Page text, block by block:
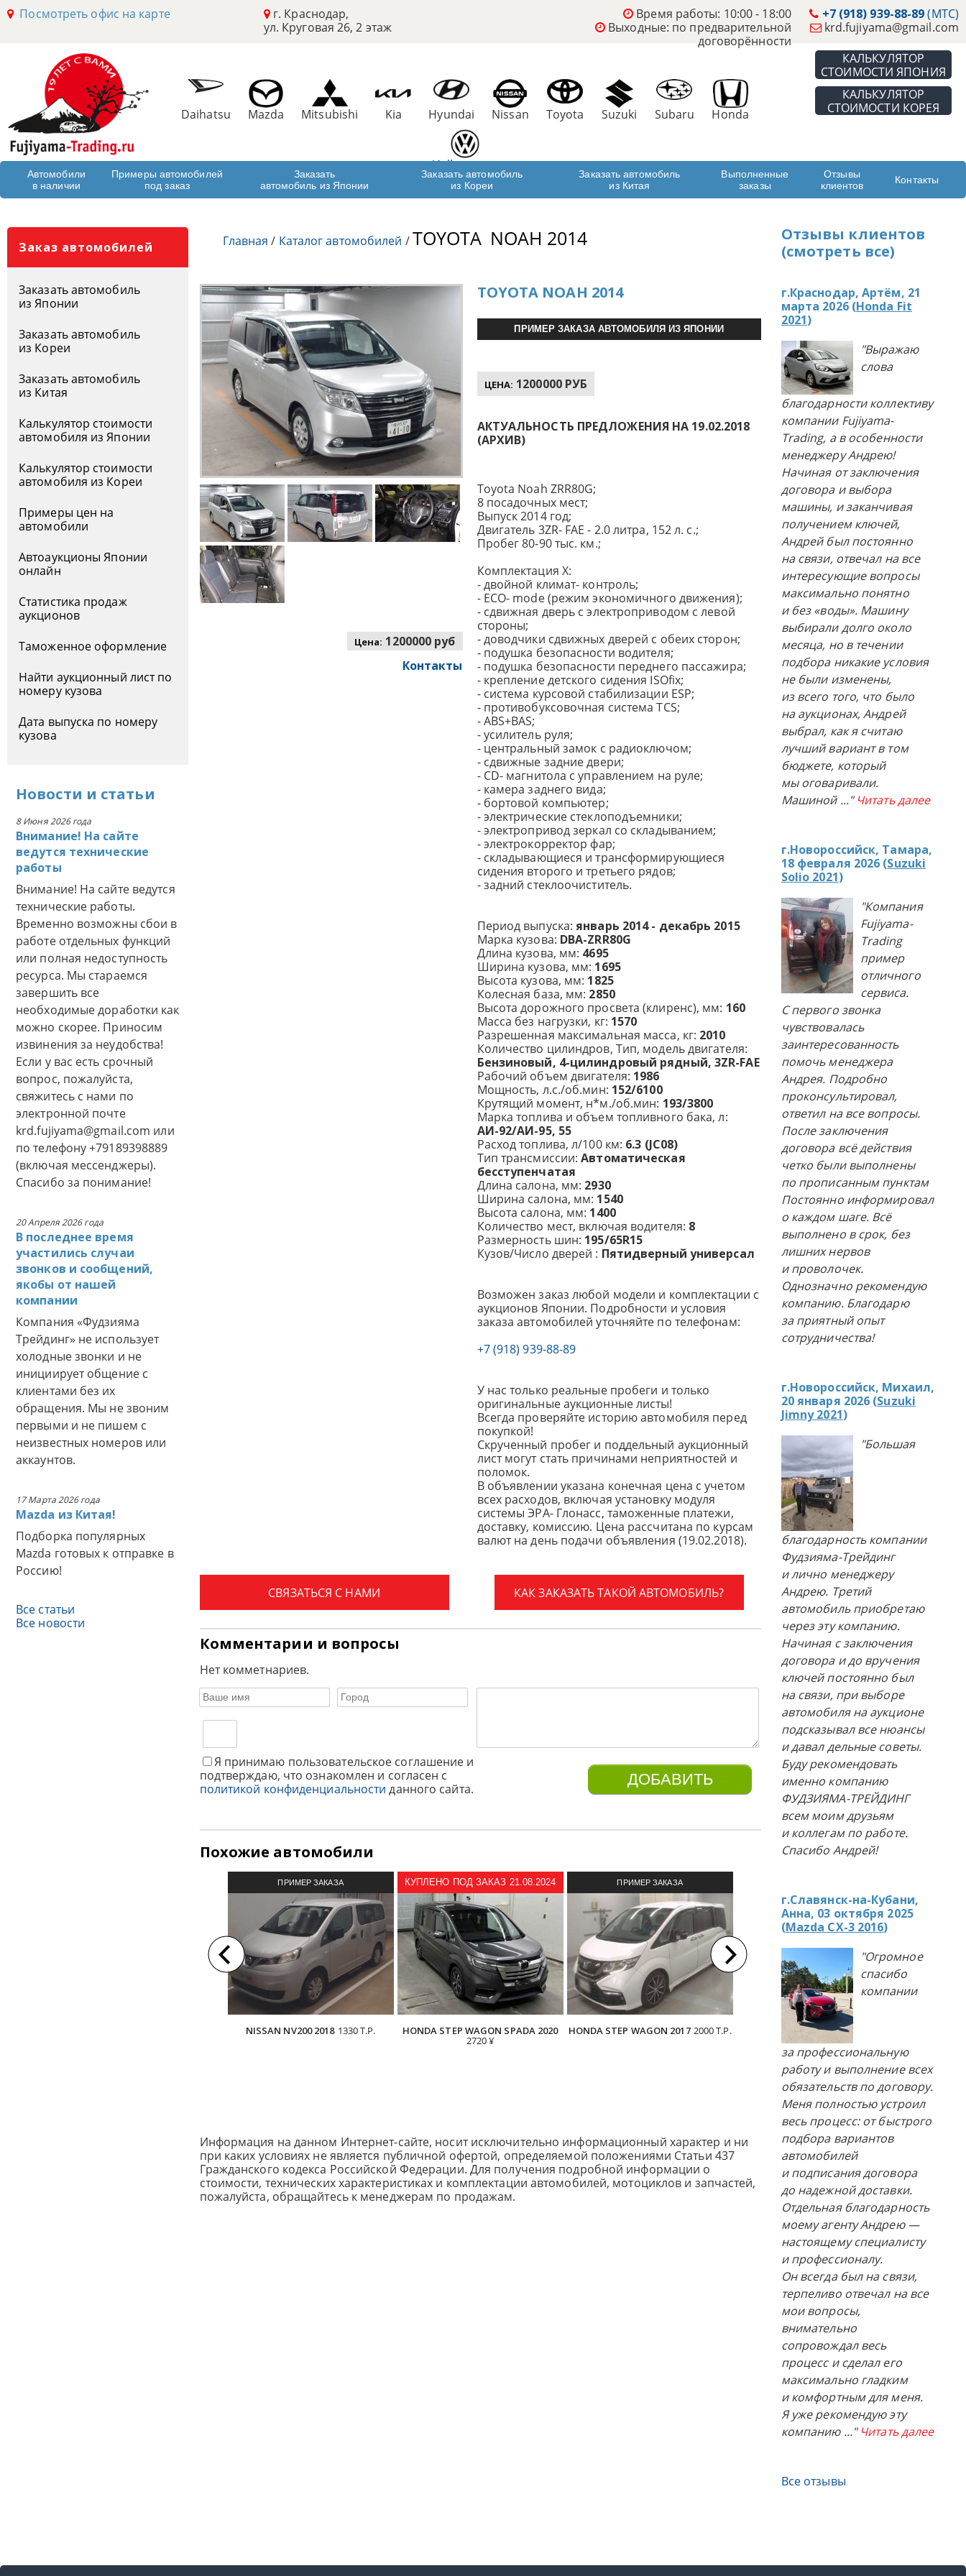
Посмотреть офис на карте
г. Краснодар,
ул. Круговая 26, 2 этаж
+7 (918) 939-88-89(МТС)
krd.fujiyama@gmail.com
Время работы: 10:00 - 18:00
Выходные: по предварительной
договорённости
КАЛЬКУЛЯТОР
СТОИМОСТИ ЯПОНИЯ
КАЛЬКУЛЯТОР
СТОИМОСТИ КОРЕЯ
Daihatsu Mazda Mitsubishi Kia Hyundai Nissan Toyota Suzuki Subaru Honda
Volkswagen
Автомобили
в наличии
Примеры автомобилей
под заказ
Заказать
автомобиль из Японии
Заказать автомобиль
из Кореи
Заказать автомобиль
из Китая
Выполненные
заказы
Отзывы
клиентов
Контакты
Заказ автомобилей
Заказать автомобиль
из Японии
Заказать автомобиль
из Кореи
Заказать автомобиль
из Китая
Калькулятор стоимости
автомобиля из Японии
Калькулятор стоимости
автомобиля из Кореи
Примеры цен на
автомобили
Автоаукционы Японии
онлайн
Статистика продаж
аукционов
Таможенное оформление
Найти аукционный лист по
номеру кузова
Дата выпуска по номеру
кузова
Новости и статьи
8 Июня 2026 года
Внимание! На сайте
ведутся технические
работы
Внимание! На сайте ведутся
технические работы.
Временно возможны сбои в
работе отдельных функций
или полная недоступность
ресурса. Мы стараемся
завершить все
необходимые доработки как
можно скорее. Приносим
извинения за неудобства!
Если у вас есть срочный
вопрос, пожалуйста,
свяжитесь с нами по
электронной почте
krd.fujiyama@gmail.com или
по телефону +79189398889
(включая мессенджеры).
Спасибо за понимание!
20 Апреля 2026 года
В последнее время
участились случаи
звонков и сообщений,
якобы от нашей
компании
Компания «Фудзияма
Трейдинг» не использует
холодные звонки и не
инициирует общение с
клиентами без их
обращения. Мы не звоним
первыми и не пишем с
неизвестных номеров или
аккаунтов.
17 Марта 2026 года
Mazda из Китая!
Подборка популярных
Mazda готовых к отправке в
Россию!
Все статьи
Все новости
Главная / Каталог автомобилей /TOYOTA NOAH 2014
Цена: 1200000 руб
Контакты
TOYOTA NOAH 2014
ПРИМЕР ЗАКАЗА АВТОМОБИЛЯ ИЗ ЯПОНИИ
ЦЕНА: 1200000 РУБ
АКТУАЛЬНОСТЬ ПРЕДЛОЖЕНИЯ НА 19.02.2018
(АРХИВ)
Toyota Noah ZRR80G;
8 посадочных мест;
Выпуск 2014 год;
Двигатель 3ZR- FAE - 2.0 литра, 152 л. с.;
Пробег 80-90 тыс. км.;
Комплектация X:
- двойной климат- контроль;
- ECO- mode (режим экономичного движения);
- сдвижная дверь с электроприводом с левой
стороны;
- доводчики сдвижных дверей с обеих сторон;
- подушка безопасности водителя;
- подушка безопасности переднего пассажира;
- крепление детского сидения ISOfix;
- система курсовой стабилизации ESP;
- противобуксовочная система TCS;
- ABS+BAS;
- усилитель руля;
- центральный замок с радиоключом;
- сдвижные задние двери;
- CD- магнитола c управлением на руле;
- камера заднего вида;
- бортовой компьютер;
- электрические стеклоподъемники;
- электропривод зеркал со складыванием;
- электрокорректор фар;
- складывающиеся и трансформирующиеся
сидения второго и третьего рядов;
- задний стеклоочиститель.
Период выпуска:январь 2014 - декабрь 2015
Марка кузова: DBA-ZRR80G
Длина кузова, мм: 4695
Ширина кузова, мм: 1695
Высота кузова, мм: 1825
Колесная база, мм: 2850
Высота дорожного просвета (клиренс), мм: 160
Масса без нагрузки, кг: 1570
Разрешенная максимальная масса, кг: 2010
Количество цилиндров, Тип, модель двигателя:
Бензиновый, 4-цилиндровый рядный, 3ZR-FAE
Рабочий объем двигателя: 1986
Мощность, л.с./об.мин: 152/6100
Крутящий момент, н*м./об.мин: 193/3800
Марка топлива и объем топливного бака, л:
АИ-92/АИ-95, 55
Расход топлива, л/100 км: 6.3 (JC08)
Тип трансмиссии:Автоматическая
бесступенчатая
Длина салона, мм: 2930
Ширина салона, мм: 1540
Высота салона, мм: 1400
Количество мест, включая водителя: 8
Размерность шин: 195/65R15
Кузов/Число дверей : Пятидверный универсал
Возможен заказ любой модели и комплектации с
аукционов Японии. Подробности и условия
заказа автомобилей уточняйте по телефонам:
+7 (918) 939-88-89
У нас только реальные пробеги и только
оригинальные аукционные листы!
Всегда проверяйте историю автомобиля перед
покупкой!
Скрученный пробег и поддельный аукционный
лист могут стать причинами неприятностей и
поломок.
В объявлении указана конечная цена с учетом
всех расходов, включая установку модуля
системы ЭРА- Глонасс, таможенные платежи,
доставку, комиссию. Цена рассчитана по курсам
валют на день подачи объявления (19.02.2018).
КАК ЗАКАЗАТЬ ТАКОЙ АВТОМОБИЛЬ?
СВЯЗАТЬСЯ С НАМИ
Комментарии и вопросы
Нет комметнариев.
Я принимаю пользовательское соглашение и
подтверждаю, что ознакомлен и согласен с
политикой конфиденциальности данного сайта.
Похожие автомобили
ПРИМЕР ЗАКАЗА
АВТОМОБИЛЯ ИЗ ЯПОНИИ
NISSAN NV200 2018 1330 Т.Р.
КУПЛЕНО ПОД ЗАКАЗ 21.08.2024
HONDA STEP WAGON SPADA 2020
2720 ¥
ПРИМЕР ЗАКАЗА
АВТОМОБИЛЯ ИЗ ЯПОНИИ
HONDA STEP WAGON 2017 2000 Т.Р.
АВТОМОБИЛЯ ИЗ ЯПОНИИ
NISSAN NV200 2017 1195 Т.Р.
Информация на данном Интернет-сайте, носит исключительно информационный характер и ни
при каких условиях не является публичной офертой, определяемой положениями Статьи 437
Гражданского кодекса Российской Федерации. Для получения подробной информации о
стоимости, технических характеристиках и комплектации автомобилей, мотоциклов и запчастей,
пожалуйста, обращайтесь к менеджерам по продажам.
Отзывы клиентов
(смотреть все)
г.Краснодар, Артём, 21
марта 2026 (Honda Fit
2021)
"Выражаю
слова
благодарности коллективу
компании Fujiyama-
Trading, а в особенности
менеджеру Андрею!
Начиная от заключения
договора и выбора
машины, и заканчивая
получением ключей,
Андрей был постоянно
на связи, отвечал на все
интересующие вопросы
максимально понятно
и без «воды». Машину
выбирали долго около
месяца, но в течении
подбора никакие условия
не были изменены,
из всего того, что было
на аукционах, Андрей
выбрал, как я считаю
лучший вариант в том
бюджете, который
мы оговаривали.
Машиной ..." Читать далее
г.Новороссийск, Тамара,
18 февраля 2026 (Suzuki
Solio 2021)
"Компания
Fujiyama-
Trading
пример
отличного
сервиса.
С первого звонка
чувствовалась
заинтересованность
помочь менеджера
Андрея. Подробно
проконсультировал,
ответил на все вопросы.
После заключения
договора всё действия
четко были выполнены
по прописанным пунктам
Постоянно информировал
о каждом шаге. Всё
выполнено в срок, без
лишних нервов
и проволочек.
Однозначно рекомендую
компанию. Благодарю
за приятный опыт
сотрудничества!
г.Новороссийск, Михаил,
20 января 2026 (Suzuki
Jimny 2021)
"Большая
благодарность компании
Фудзияма-Трейдинг
и лично менеджеру
Андрею. Третий
автомобиль приобретаю
через эту компанию.
Начиная с заключения
договора и до вручения
ключей постоянно был
на связи, при выборе
автомобиля на аукционе
подсказывал все нюансы
и давал дельные советы.
Буду рекомендовать
именно компанию
ФУДЗИЯМА-ТРЕЙДИНГ
всем моим друзьям
и коллегам по работе.
Спасибо Андрей!
г.Славянск-на-Кубани,
Анна, 03 октября 2025
(Mazda CX-3 2016)
"Огромное
спасибо
компании
за профессиональную
работу и выполнение всех
обязательств по договору.
Меня полностью устроил
весь процесс: от быстрого
подбора вариантов
автомобилей
и подписания договора
до надежной доставки.
Отдельная благодарность
моему агенту Андрею —
настоящему специалисту
и профессионалу.
Он всегда был на связи,
терпеливо отвечал на все
мои вопросы,
внимательно
сопровождал весь
процесс и сделал его
максимально гладким
и комфортным для меня.
Я уже рекомендую эту
компанию ..." Читать далее
Все отзывы